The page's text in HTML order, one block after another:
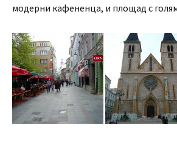
модерни кафененца, и площад с